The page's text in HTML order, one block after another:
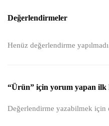
Değerlendirmeler
Henüz değerlendirme
“Ürün” için yorum yapan ilk
Değerlendirme yazabilmek için